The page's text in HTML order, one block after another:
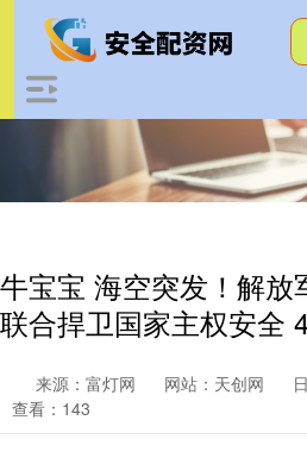
牛宝宝 海空突发！解放
联合捍卫国家主权安全
来源：富灯网 网站：天创网
查看：143